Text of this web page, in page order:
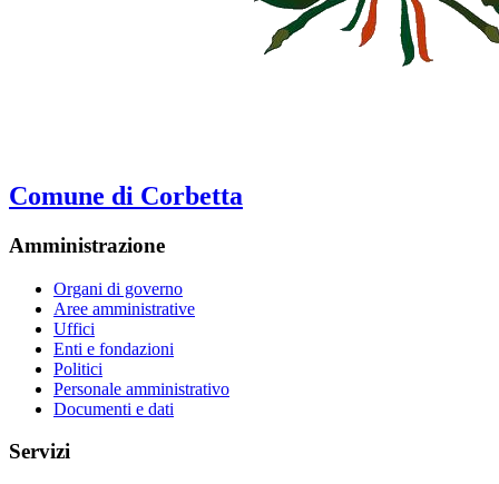
Comune di Corbetta
Amministrazione
Organi di governo
Aree amministrative
Uffici
Enti e fondazioni
Politici
Personale amministrativo
Documenti e dati
Servizi